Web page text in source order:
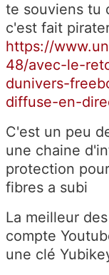
te souviens tu
c'est fait
https://
48/avec-le-
dunivers-
diffuse-en-
C'est un peu
une chaine
protection
fibres a subi
La meilleur
compte
une clé